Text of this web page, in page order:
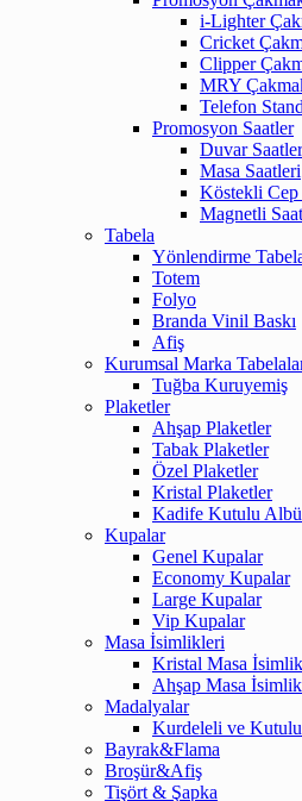
i-Lighter
Cricket
Clipper
MRY
Telefon
Promosyon Saatler
Duvar
Masa Saatleri
Köstekli Cep
Magnetli
Tabela
Yönlendirme
Totem
Folyo
Branda Vinil Baskı
Afiş
Kurumsal Marka
Tuğba Kuruyemiş
Plaketler
Ahşap Plaketler
Tabak Plaketler
Özel Plaketler
Kristal Plaketler
Kadife Kutulu
Kupalar
Genel Kupalar
Economy Kupalar
Large Kupalar
Vip Kupalar
Masa İsimlikleri
Kristal Masa
Ahşap Masa
Madalyalar
Kurdeleli ve
Bayrak&Flama
Broşür&Afiş
Tişört & Şapka